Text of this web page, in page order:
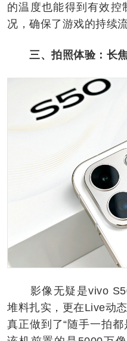
的温度也能得到有效控
况，确保了游戏的持续
三、拍照体验：长
影像无疑是vivo
堆料扎实，更在Live动
真正做到了“随手一拍都